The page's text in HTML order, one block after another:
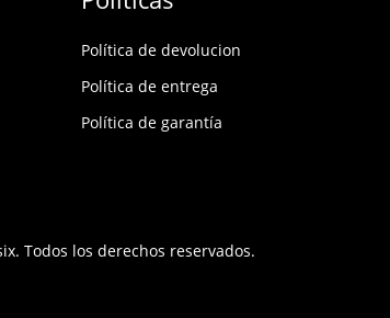
Política de devolucion
Política de entrega
Política de garantía
Todos los derechos reservados.